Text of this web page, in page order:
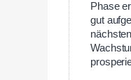
Phase
gut